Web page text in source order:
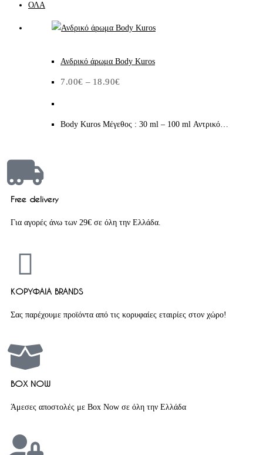
ΟΛΑ
Ανδρικό άρωμα Body Kuros
7.00€ – 18.90€
Body Kuros Μέγεθος : 30 ml – 100 ml Αντρικό…
Free delivery
Για αγορές άνω των 29€ σε όλη την Ελλάδα.
ΚΟΡΥΦΑΙΑ BRANDS
Σας παρέχουμε προϊόντα από τις κορυφαίες εταιρίες στον χώρο!
BOX NOW
Άμεσες αποστολές με Box Now σε όλη την Ελλάδα